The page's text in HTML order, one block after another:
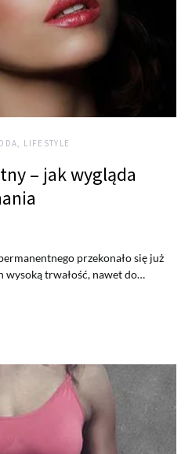
LIFESTYLE
– jak wygląda
przekonało się już
wysoką trwałość, nawet do…